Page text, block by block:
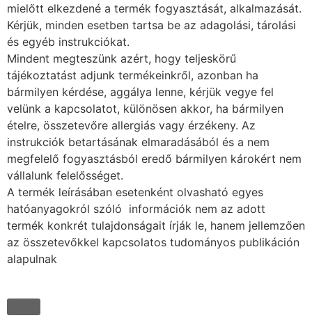
mielőtt elkezdené a termék fogyasztását, alkalmazását.
Kérjük, minden esetben tartsa be az adagolási, tárolási
és egyéb instrukciókat.
Mindent megteszünk azért, hogy teljeskörű
tájékoztatást adjunk termékeinkről, azonban ha
bármilyen kérdése, aggálya lenne, kérjük vegye fel
velünk a kapcsolatot, különösen akkor, ha bármilyen
ételre, összetevőre allergiás vagy érzékeny. Az
instrukciók betartásának elmaradásából és a nem
megfelelő fogyasztásból eredő bármilyen károkért nem
vállalunk felelősséget.
A termék leírásában esetenként olvasható egyes
hatóanyagokról szóló információk nem az adott
termék konkrét tulajdonságait írják le, hanem jellemzően
az összetevőkkel kapcsolatos tudományos publikáción
alapulnak